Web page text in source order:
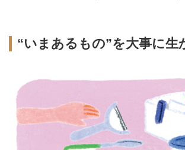
“いまあるもの”を大事に生